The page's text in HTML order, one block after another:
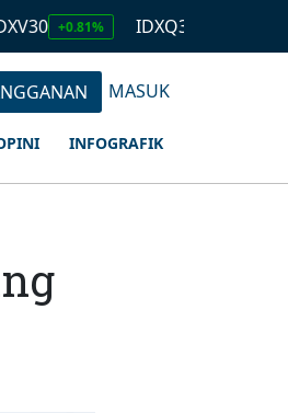
IDXQ30 +1.23%
MASUK
INFOGRAFIK